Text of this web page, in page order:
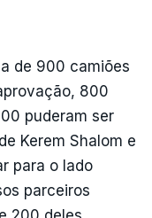
de 900 camiões
800
puderam ser
Kerem Shalom e
para o lado
parceiros